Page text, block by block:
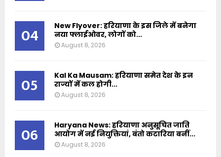
04
New Flyover: हरियाणा के इस जिले में बनेगा
नया फ्लाईओवर, लोगों को...
August 8, 2026
05
Kal Ka Mausam: हरियाणा समेत देश के इन
राज्यों में कल होगी...
August 8, 2026
06
Haryana News: हरियाणा अनुसूचित जाति
आयोग में नई नियुक्तियां, बंतो कटारिया बनीं...
August 8, 2026